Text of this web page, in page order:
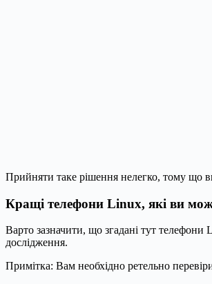
Прийняти таке рішення нелегко, тому що
Кращі телефони Linux, які ви
Варто зазначити, що згадані тут
дослідження.
Примітка: Вам необхідно ретельно